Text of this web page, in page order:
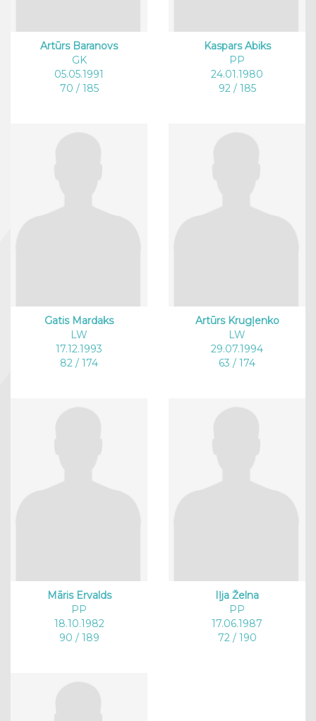
Artūrs Baranovs
GK
05.05.1991
70 / 185
Kaspars Abiks
PP
24.01.1980
92 / 185
Gatis Mardaks
LW
17.12.1993
82 / 174
Artūrs Krugļenko
LW
29.07.1994
63 / 174
Māris Ervalds
PP
18.10.1982
90 / 189
Iļja Želna
PP
17.06.1987
72 / 190